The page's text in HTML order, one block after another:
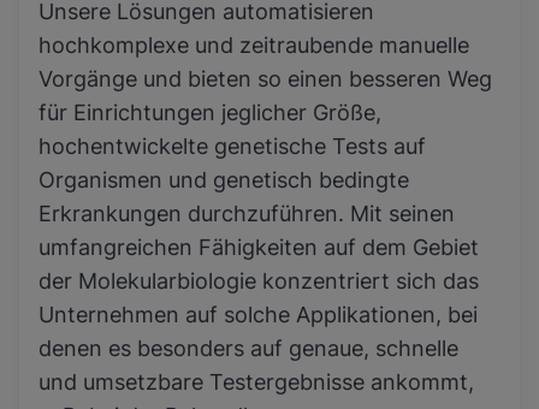
Unsere Lösungen automatisieren
hochkomplexe und zeitraubende manuelle
Vorgänge und bieten so einen besseren Weg
für Einrichtungen jeglicher Größe,
hochentwickelte genetische Tests auf
Organismen und genetisch bedingte
Erkrankungen durchzuführen. Mit seinen
umfangreichen Fähigkeiten auf dem Gebiet
der Molekularbiologie konzentriert sich das
Unternehmen auf solche Applikationen, bei
denen es besonders auf genaue, schnelle
und umsetzbare Testergebnisse ankommt,